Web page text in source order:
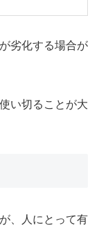
劣化する場合が
い切ることが大
、人にとって有